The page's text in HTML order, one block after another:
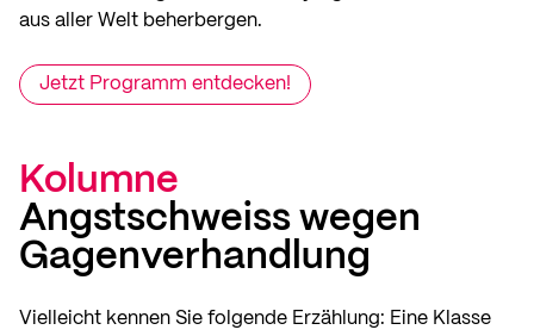
aus aller Welt beherbergen.
Jetzt Programm entdecken!
Kolumne
Angstschweiss wegen
Gagenverhandlung
Vielleicht kennen Sie folgende Erzählung: Eine Klasse